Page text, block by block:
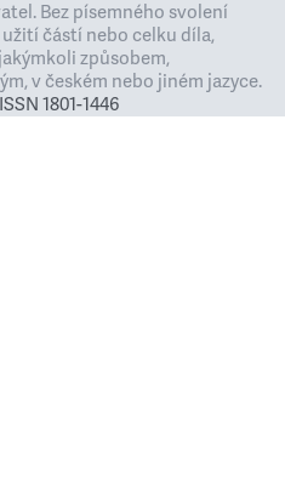
Bez písemného svolení
částí nebo celku díla,
způsobem,
v českém nebo jiném jazyce.
1801-1446